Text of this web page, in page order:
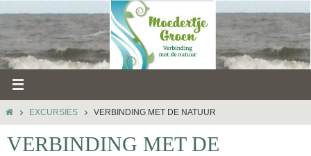
naar
inhoud
HOMEEXCURSIES VERBINDING MET DE NATUUR
VERBINDING MET DE